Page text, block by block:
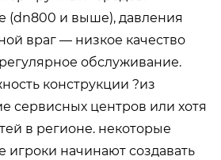
(dn800 и выше), давления
враг — низкое качество
обслуживание.
конструкции ?из
сервисных центров или хотя
в регионе. некоторые
игроки начинают создавать